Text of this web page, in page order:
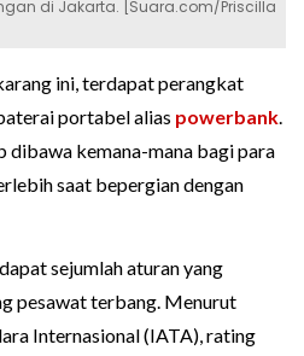
di Jakarta. [Suara.com/Priscilla
ini, terdapat perangkat
portabel alias powerbank.
kemana-mana bagi para
saat bepergian dengan
sejumlah aturan yang
pesawat terbang. Menurut
Internasional (IATA), rating